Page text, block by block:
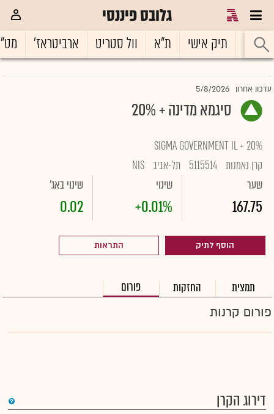
גלובס פיננסי
ראשי תיק אישי ת"א וול סטריט ארביטראז'
עדכון אחרון 5/8/2026
סיגמא מדינה + 20%
SIGMA GOVERNMENT IL + 20%
קרן נאמנות 5115514 תל-אביב NIS
שער
167.75
שינוי
+0.01%
שינוי באג'
0.02
הוסף לתיק התראות
תמצית החזקות פורום
פורום קרנות
דירוג הקרן